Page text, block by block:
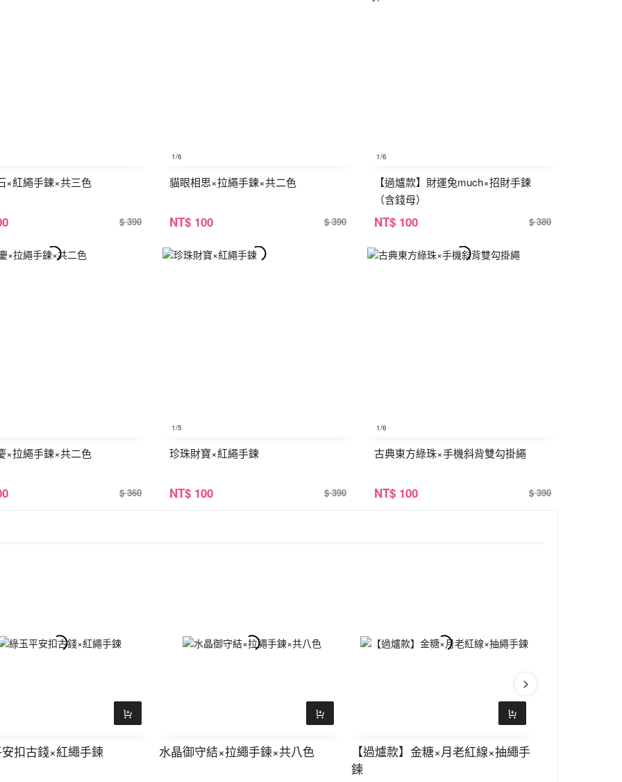
×紅繩手鍊×共三色
$ 390
1/6
貓眼相思×拉繩手鍊×共二色
NT$ 100 $ 390
1/6
【過爐款】財運兔much×招財手鍊
（含錢母）
NT$ 100 $ 380
×拉繩手鍊×共二色
$ 360
1/5
珍珠財寶×紅繩手鍊
NT$ 100 $ 390
1/6
古典東方綠珠×手機斜背雙勾掛繩
NT$ 100 $ 390
扣古錢×紅繩手鍊 水晶御守結×拉繩手鍊×共八色
【過爐款】金糖×月老紅線×抽繩手
鍊